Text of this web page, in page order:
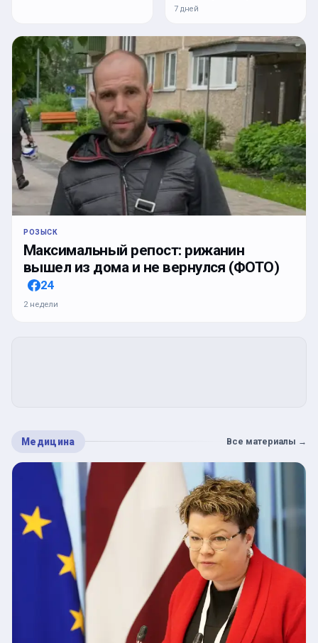
7 дней
РОЗЫСК
Максимальный репост: рижанин
вышел из дома и не вернулся (ФОТО)
24
2 недели
Медицина Все материалы →